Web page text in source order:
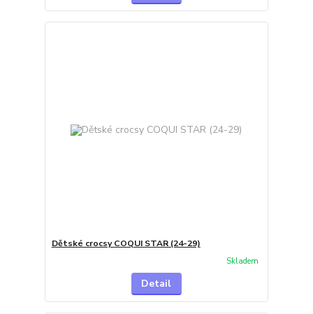
Dětské crocsy COQUI STAR (24-29)
Skladem
Detail